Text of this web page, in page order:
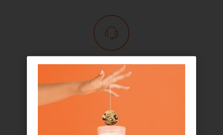
Soporte 24x7 multicanal
Asistencia remota y presencial para incidencias.